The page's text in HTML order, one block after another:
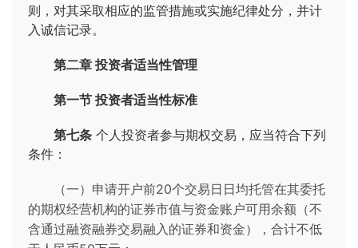
则，对其采取相应的监管措施或实施纪律处分，并计
入诚信记录。
第二章 投资者适当性管理
第一节 投资者适当性标准
第七条 个人投资者参与期权交易，应当符合下列
条件：
（一）申请开户前20个交易日日均托管在其委托
的期权经营机构的证券市值与资金账户可用余额（不
含通过融资融券交易融入的证券和资金），合计不低